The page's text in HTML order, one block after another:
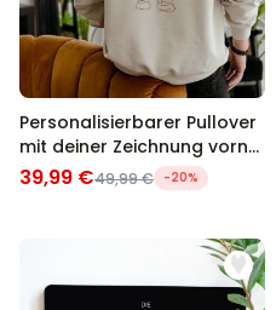
Personalisierbarer Pullover
mit deiner Zeichnung vorne
und hinten
39,99 €49,99 € -20%